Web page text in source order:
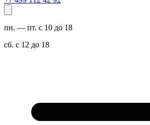
пн. — пт. с 10 до 18
сб. с 12 до 18